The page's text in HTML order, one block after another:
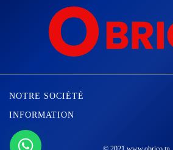
NOTRE SOCIÉTÉ
INFORMATION